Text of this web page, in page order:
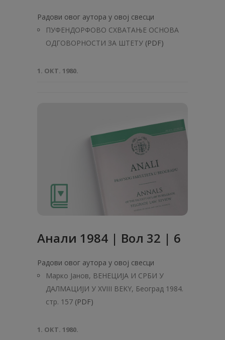
Радови овог аутора у овој свесци
ПУФЕНДОРФОВО СХВАТАЊЕ ОСНОВА
ОДГОВОРНОСТИ ЗА ШТЕТУ (PDF)
1. ОКТ. 1980.
Анaли 1984 | Вол 32 | 6
Радови овог аутора у овој свесци
Марко Јанов, ВЕНЕЦИЈА И СРБИ У
ДАЛМАЦИЈИ У XVIII BEKY, Београд 1984.
стр. 157 (PDF)
1. ОКТ. 1980.